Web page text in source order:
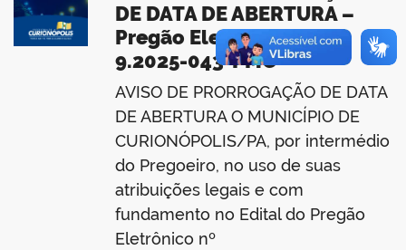
DE DATA DE ABERTURA –
Pregão Eletrônico nº
9.2025-043-PMC
AVISO DE PRORROGAÇÃO DE DATA
DE ABERTURA O MUNICÍPIO DE
CURIONÓPOLIS/PA, por intermédio
do Pregoeiro, no uso de suas
atribuições legais e com
fundamento no Edital do Pregão
Eletrônico nº